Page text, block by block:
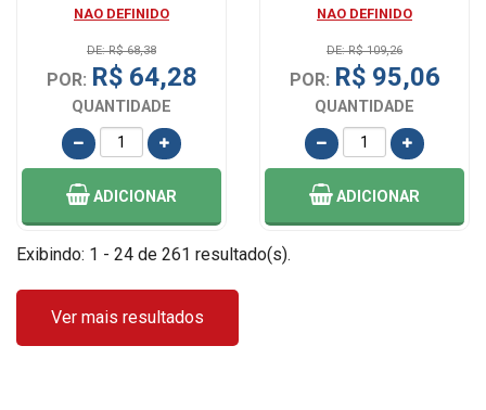
NAO DEFINIDO
DE: R$ 68,38
POR: R$ 64,28
QUANTIDADE
ADICIONAR
NAO DEFINIDO
DE: R$ 109,26
POR: R$ 95,06
QUANTIDADE
ADICIONAR
Exibindo: 1 - 24 de 261 resultado(s).
Ver mais resultados